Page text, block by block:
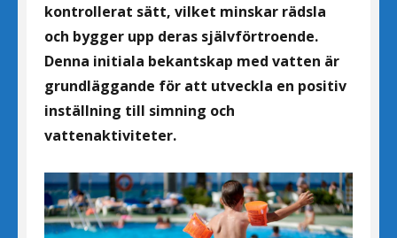
kontrollerat sätt, vilket minskar rädsla
och bygger upp deras självförtroende.
Denna initiala bekantskap med vatten är
grundläggande för att utveckla en positiv
inställning till simning och
vattenaktiviteter.